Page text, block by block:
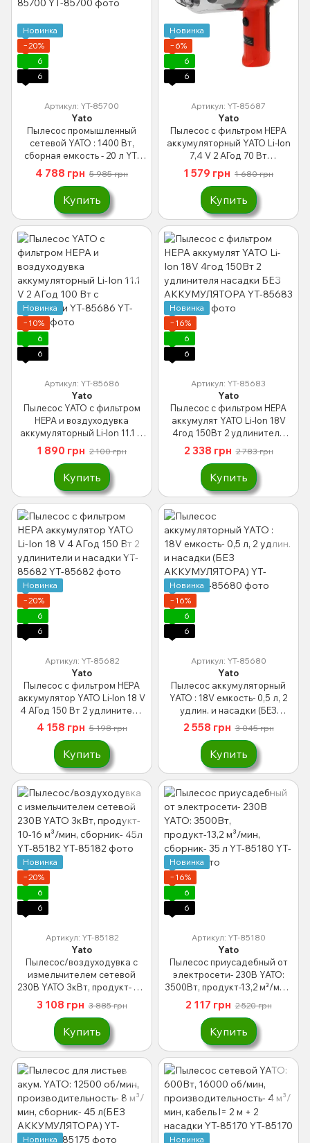
Новинка
−20%
6
6
Артикул: YT-85700
Yato
Пылесос промышленный
сетевой YATO : 1400 Вт,
сборная емкость - 20 л YT-
4 788 грн 5 985 грн
Купить
Новинка
−6%
6
6
Артикул: YT-85687
Yato
Пылесос с фильтром HEPA
аккумуляторный YATO Li-Ion
7,4 V 2 АГод 70 Вт
удлинитель и насадки YT-
85687
1 579 грн 1 680 грн
Купить
Новинка
−10%
6
6
Артикул: YT-85686
Yato
Пылесос YATO с фильтром
HEPA и воздуходувка
аккумуляторный Li-Ion 11.1 V
2 АГод 100 Вт с насадками
YT-85686
1 890 грн 2 100 грн
Купить
Новинка
−16%
6
6
Артикул: YT-85683
Yato
Пылесос с фильтром HEPA
аккумулят YATO Li-Ion 18V
4год 150Вт 2 удлинителя
насадки БЕЗ АККУМУЛЯТОРА
YT-85683
2 338 грн 2 783 грн
Купить
Новинка
−20%
6
6
Артикул: YT-85682
Yato
Пылесос с фильтром HEPA
аккумулятор YATO Li-Ion 18 V
4 АГод 150 Вт 2 удлинители
и насадки YT-85682
4 158 грн 5 198 грн
Купить
Новинка
−16%
6
6
Артикул: YT-85680
Yato
Пылесос аккумуляторный
YATO : 18V емкость- 0,5 л, 2
удлин. и насадки (БЕЗ
АККУМУЛЯТОРА) YT-85680
2 558 грн 3 045 грн
Купить
Новинка
−20%
6
6
Артикул: YT-85182
Yato
Пылесос/воздуходувка с
измельчителем сетевой
230В YATO 3кВт, продукт- 10-
16 м³/мин, сборник- 45л YT-
85182
3 108 грн 3 885 грн
Купить
Новинка
−16%
6
6
Артикул: YT-85180
Yato
Пылесос приусадебный от
электросети- 230В YATO:
3500Вт, продукт-13,2 м³/мин,
сборник- 35 л YT-85180
2 117 грн 2 520 грн
Купить
Новинка Новинка